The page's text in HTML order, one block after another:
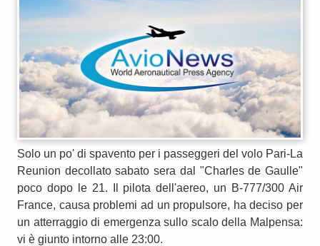
Solo un po' di spavento per i passeggeri del volo Pari-La
Reunion decollato sabato sera dal "Charles de Gaulle"
poco dopo le 21. Il pilota dell'aereo, un B-777/300 Air
France, causa problemi ad un propulsore, ha deciso per
un atterraggio di emergenza sullo scalo della Malpensa:
vi è giunto intorno alle 23:00.